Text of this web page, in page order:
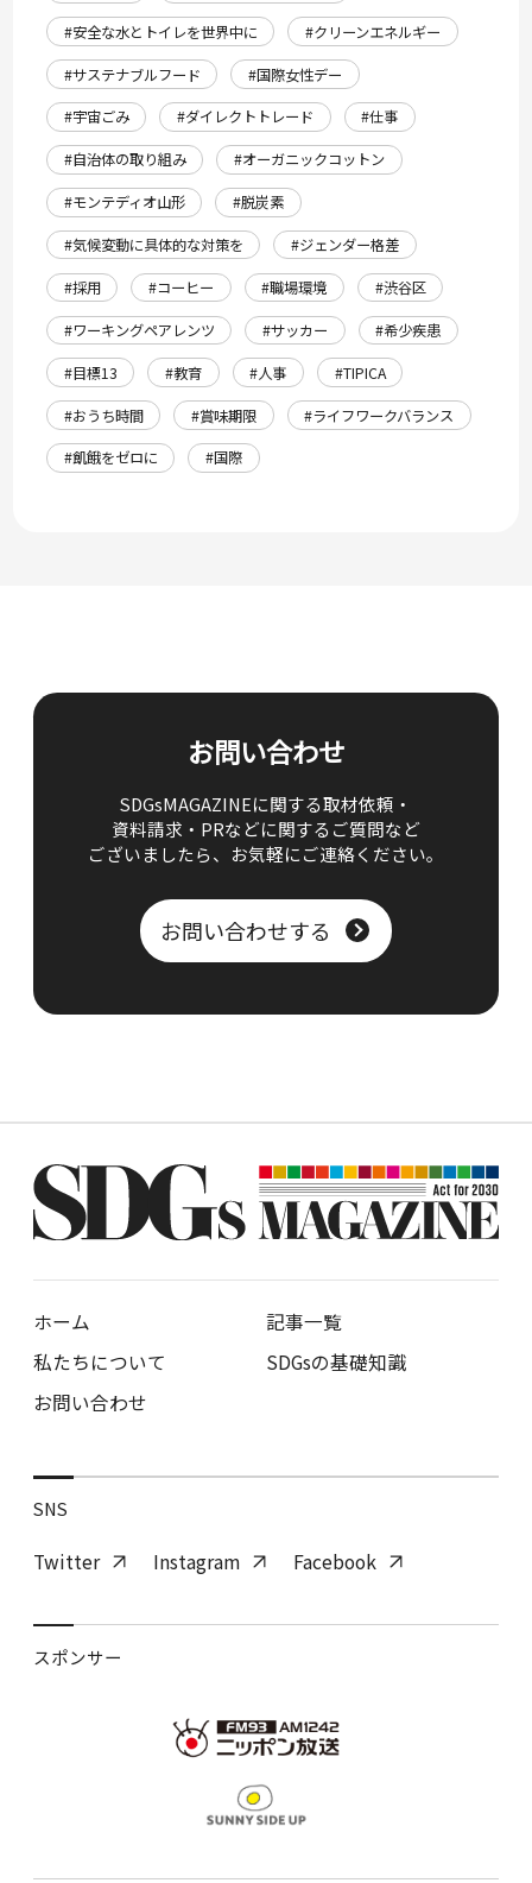
#安全な水とトイレを世界中に
#クリーンエネルギー
#サステナブルフード
#国際女性デー
#宇宙ごみ
#ダイレクトトレード
#仕事
#自治体の取り組み
#オーガニックコットン
#モンテディオ山形
#脱炭素
#気候変動に具体的な対策を
#ジェンダー格差
#採用
#コーヒー #職場環境
#渋谷区
#ワーキングペアレンツ
#サッカー
#希少疾患
#目標13
#教育 #人事
#TIPICA
#おうち時間
#賞味期限
#ライフワークバランス
#飢餓をゼロに
#国際
お問い合わせ
SDGsMAGAZINEに関する取材依頼・
資料請求・PRなどに関するご質問など
ございましたら、 お気軽にご連絡ください。
お問い合わせする
ホーム
記事一覧
私たちについて
SDGsの基礎知識
お問い合わせ
SNS
Twitter Instagram Facebook
スポンサー